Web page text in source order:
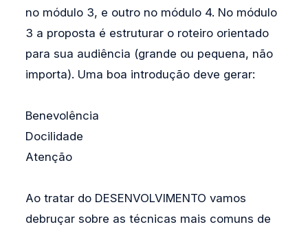
no módulo 3, e outro no módulo 4. No módulo
3 a proposta é estruturar o roteiro orientado
para sua audiência (grande ou pequena, não
importa). Uma boa introdução deve gerar:
Benevolência
Docilidade
Atenção
Ao tratar do DESENVOLVIMENTO vamos
debruçar sobre as técnicas mais comuns de